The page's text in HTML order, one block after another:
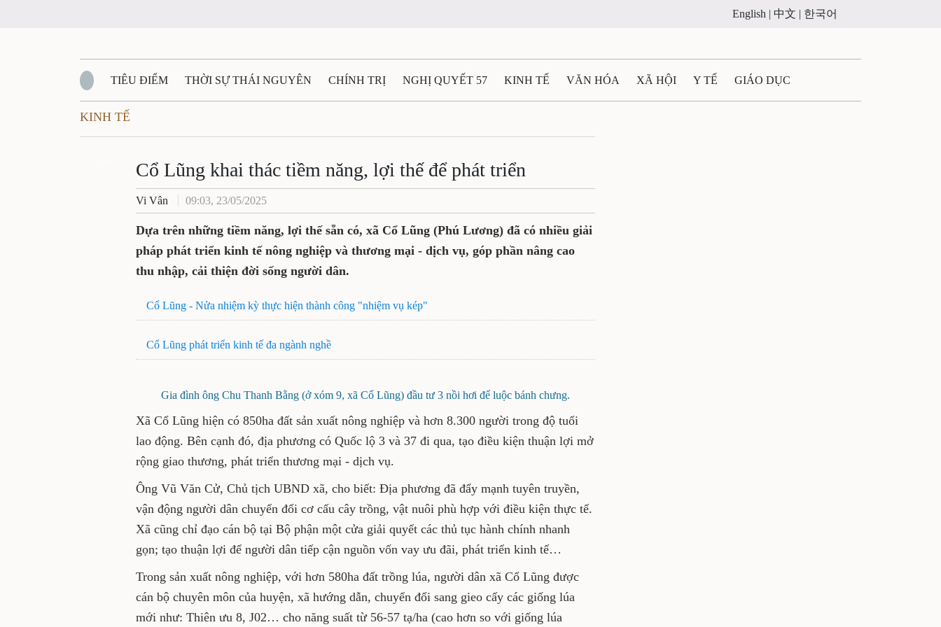
English | 中文 | 한국어
TIÊU ĐIỂM THỜI SỰ THÁI NGUYÊN CHÍNH TRỊ NGHỊ QUYẾT 57 KINH TẾ VĂN HÓA XÃ HỘI Y TẾ GIÁO DỤC
QUỐC PHÒNG - AN NINH
QUÊ HƯƠNG - ĐẤT NƯỚC QUỐC TẾ TÀI NGUYÊN - MÔI TRƯỜNG THỂ THAO
VĂN BẢN, CHÍNH SÁCH MỚI VĂN NGHỆ THÁI NGUYÊN
KINH TẾ
Cổ Lũng khai thác tiềm năng, lợi thế để phát triển
Vi Vân 09:03, 23/05/2025
Dựa trên những tiềm năng, lợi thế sẵn có, xã Cổ Lũng (Phú Lương) đã có nhiều giải
pháp phát triển kinh tế nông nghiệp và thương mại - dịch vụ, góp phần nâng cao
thu nhập, cải thiện đời sống người dân.
Cổ Lũng - Nửa nhiệm kỳ thực hiện thành công "nhiệm vụ kép"
Cổ Lũng phát triển kinh tế đa ngành nghề
Gia đình ông Chu Thanh Bằng (ở xóm 9, xã Cổ Lũng) đầu tư 3 nồi hơi để luộc bánh chưng.
Xã Cổ Lũng hiện có 850ha đất sản xuất nông nghiệp và hơn 8.300 người trong độ tuổi
lao động. Bên cạnh đó, địa phương có Quốc lộ 3 và 37 đi qua, tạo điều kiện thuận lợi mở
rộng giao thương, phát triển thương mại - dịch vụ.
Ông Vũ Văn Cử, Chủ tịch UBND xã, cho biết: Địa phương đã đẩy mạnh tuyên truyền,
vận động người dân chuyển đổi cơ cấu cây trồng, vật nuôi phù hợp với điều kiện thực tế.
Xã cũng chỉ đạo cán bộ tại Bộ phận một cửa giải quyết các thủ tục hành chính nhanh
gọn; tạo thuận lợi để người dân tiếp cận nguồn vốn vay ưu đãi, phát triển kinh tế…
Trong sản xuất nông nghiệp, với hơn 580ha đất trồng lúa, người dân xã Cổ Lũng được
cán bộ chuyên môn của huyện, xã hướng dẫn, chuyển đổi sang gieo cấy các giống lúa
mới như: Thiên ưu 8, J02… cho năng suất từ 56-57 tạ/ha (cao hơn so với giống lúa